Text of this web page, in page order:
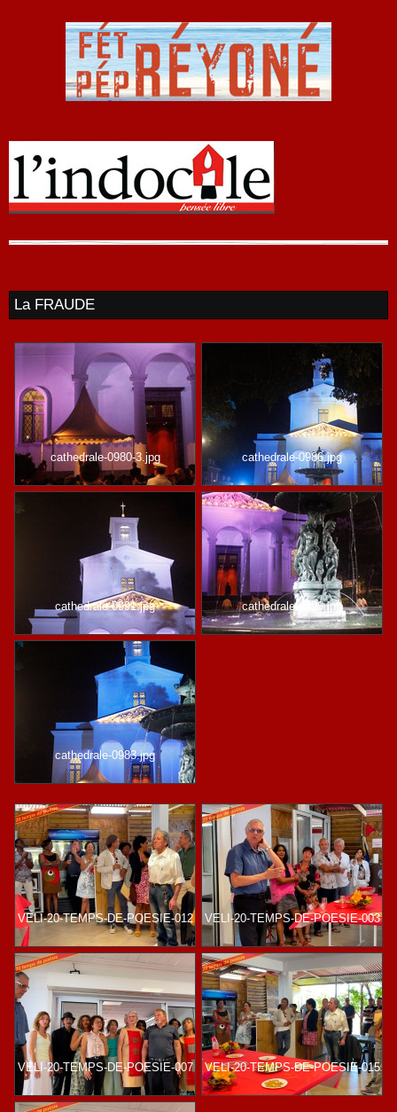
La FRAUDE
cathedrale-0980-3.jpg cathedrale-0986.jpg
cathedrale-0991.jpg cathedrale-0993.jpg
cathedrale-0983.jpg
VELI-20-TEMPS-DE-POESIE-012 VELI-20-TEMPS-DE-POESIE-003
VELI-20-TEMPS-DE-POESIE-007 VELI-20-TEMPS-DE-POESIE-015